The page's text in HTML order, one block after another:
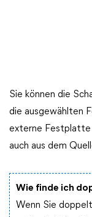
Sie können die
die ausgewählten
externe Festplatte
auch aus dem
Wie finde ich
Wenn Sie